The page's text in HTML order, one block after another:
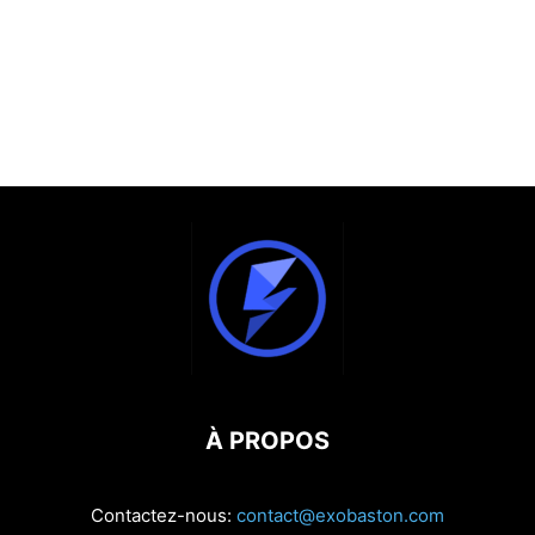
À PROPOS
Contactez-nous: contact@exobaston.com